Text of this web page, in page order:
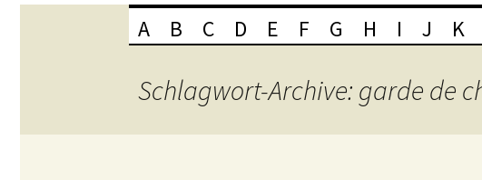
A B C D E F G H I J K
Schlagwort-Archive: garde de